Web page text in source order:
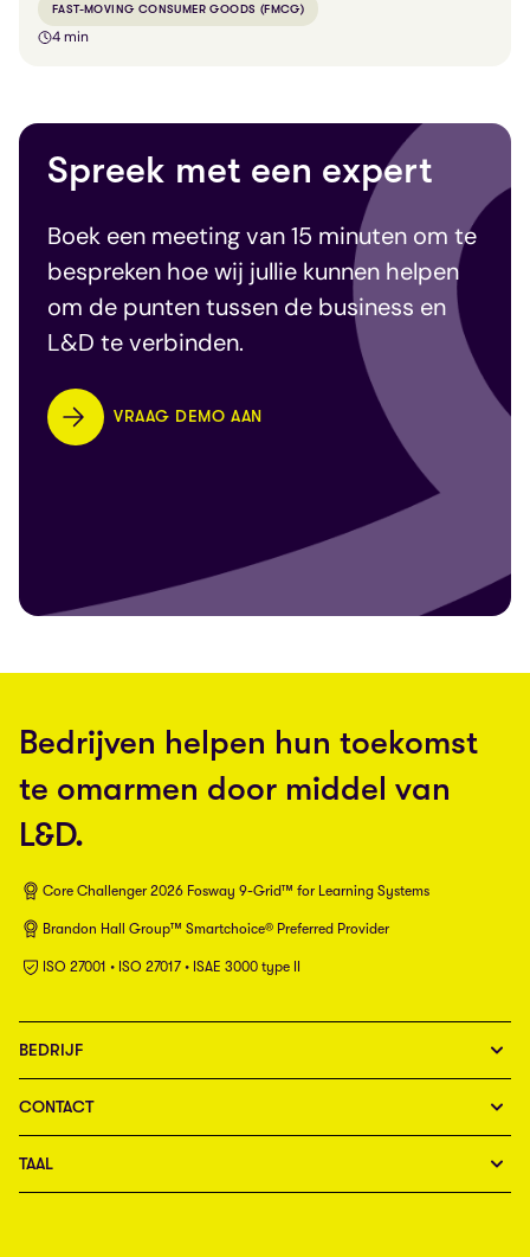
FAST-MOVING CONSUMER GOODS (FMCG)
4 min
Spreek met een expert
Boek een meeting van 15 minuten om te
bespreken hoe wij jullie kunnen helpen
om de punten tussen de business en
L&D te verbinden.
VRAAG DEMO AAN
Bedrijven helpen hun toekomst
te omarmen door middel van
L&D.
Core Challenger 2026 Fosway 9-Grid™ for Learning Systems
Brandon Hall Group™ Smartchoice® Preferred Provider
ISO 27001 • ISO 27017 • ISAE 3000 type II
BEDRIJF
CONTACT
TAAL